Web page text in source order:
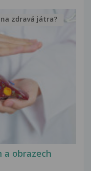
obrazech
na zdravá játra?